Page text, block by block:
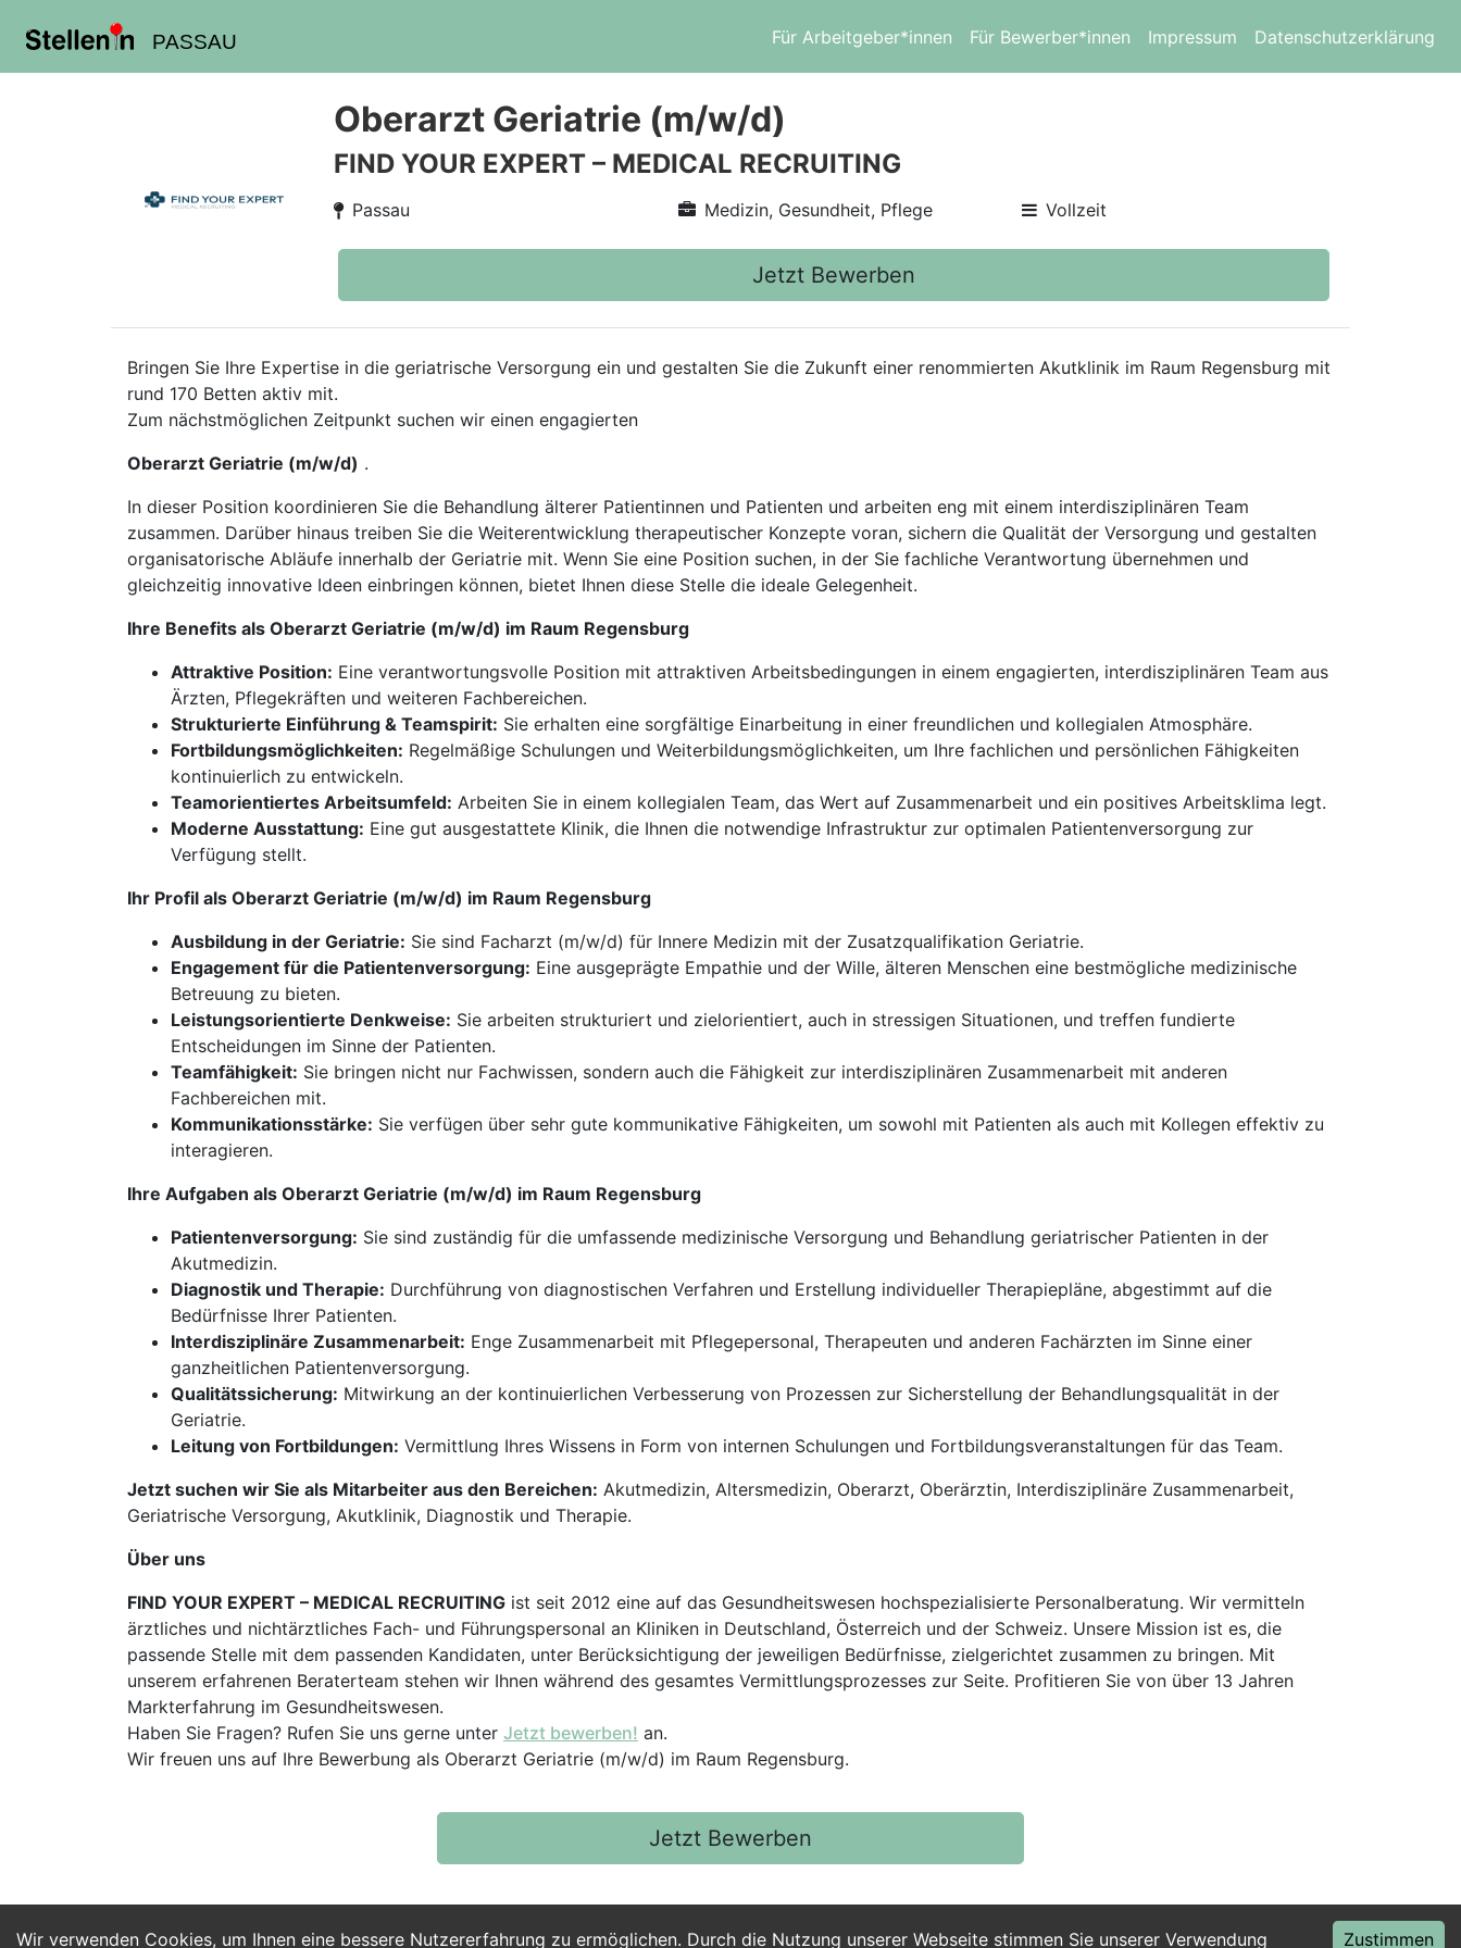
PASSAU Für Arbeitgeber*innen Für Bewerber*innen Impressum Datenschutzerklärung
Wir verwenden Cookies, um Ihnen eine bessere Nutzererfahrung zu ermöglichen. Durch die Nutzung unserer Webseite stimmen Sie unserer Verwendung Zustimmen
Oberarzt Geriatrie (m/w/d)
FIND YOUR EXPERT – MEDICAL RECRUITING
Passau Medizin, Gesundheit, Pflege Vollzeit
Jetzt Bewerben
Bringen Sie Ihre Expertise in die geriatrische Versorgung ein und gestalten Sie die Zukunft einer renommierten Akutklinik im Raum Regensburg mit
rund 170 Betten aktiv mit.
Zum nächstmöglichen Zeitpunkt suchen wir einen engagierten
Oberarzt Geriatrie (m/w/d) .
In dieser Position koordinieren Sie die Behandlung älterer Patientinnen und Patienten und arbeiten eng mit einem interdisziplinären Team
zusammen. Darüber hinaus treiben Sie die Weiterentwicklung therapeutischer Konzepte voran, sichern die Qualität der Versorgung und gestalten
organisatorische Abläufe innerhalb der Geriatrie mit. Wenn Sie eine Position suchen, in der Sie fachliche Verantwortung übernehmen und
gleichzeitig innovative Ideen einbringen können, bietet Ihnen diese Stelle die ideale Gelegenheit.
Ihre Benefits als Oberarzt Geriatrie (m/w/d) im Raum Regensburg
Attraktive Position: Eine verantwortungsvolle Position mit attraktiven Arbeitsbedingungen in einem engagierten, interdisziplinären Team aus
Ärzten, Pflegekräften und weiteren Fachbereichen.
Strukturierte Einführung & Teamspirit: Sie erhalten eine sorgfältige Einarbeitung in einer freundlichen und kollegialen Atmosphäre.
Fortbildungsmöglichkeiten: Regelmäßige Schulungen und Weiterbildungsmöglichkeiten, um Ihre fachlichen und persönlichen Fähigkeiten
kontinuierlich zu entwickeln.
Teamorientiertes Arbeitsumfeld: Arbeiten Sie in einem kollegialen Team, das Wert auf Zusammenarbeit und ein positives Arbeitsklima legt.
Moderne Ausstattung: Eine gut ausgestattete Klinik, die Ihnen die notwendige Infrastruktur zur optimalen Patientenversorgung zur
Verfügung stellt.
Ihr Profil als Oberarzt Geriatrie (m/w/d) im Raum Regensburg
Ausbildung in der Geriatrie: Sie sind Facharzt (m/w/d) für Innere Medizin mit der Zusatzqualifikation Geriatrie.
Engagement für die Patientenversorgung: Eine ausgeprägte Empathie und der Wille, älteren Menschen eine bestmögliche medizinische
Betreuung zu bieten.
Leistungsorientierte Denkweise: Sie arbeiten strukturiert und zielorientiert, auch in stressigen Situationen, und treffen fundierte
Entscheidungen im Sinne der Patienten.
Teamfähigkeit: Sie bringen nicht nur Fachwissen, sondern auch die Fähigkeit zur interdisziplinären Zusammenarbeit mit anderen
Fachbereichen mit.
Kommunikationsstärke: Sie verfügen über sehr gute kommunikative Fähigkeiten, um sowohl mit Patienten als auch mit Kollegen effektiv zu
interagieren.
Ihre Aufgaben als Oberarzt Geriatrie (m/w/d) im Raum Regensburg
Patientenversorgung: Sie sind zuständig für die umfassende medizinische Versorgung und Behandlung geriatrischer Patienten in der
Akutmedizin.
Diagnostik und Therapie: Durchführung von diagnostischen Verfahren und Erstellung individueller Therapiepläne, abgestimmt auf die
Bedürfnisse Ihrer Patienten.
Interdisziplinäre Zusammenarbeit: Enge Zusammenarbeit mit Pflegepersonal, Therapeuten und anderen Fachärzten im Sinne einer
ganzheitlichen Patientenversorgung.
Qualitätssicherung: Mitwirkung an der kontinuierlichen Verbesserung von Prozessen zur Sicherstellung der Behandlungsqualität in der
Geriatrie.
Leitung von Fortbildungen: Vermittlung Ihres Wissens in Form von internen Schulungen und Fortbildungsveranstaltungen für das Team.
Jetzt suchen wir Sie als Mitarbeiter aus den Bereichen: Akutmedizin, Altersmedizin, Oberarzt, Oberärztin, Interdisziplinäre Zusammenarbeit,
Geriatrische Versorgung, Akutklinik, Diagnostik und Therapie.
Über uns
FIND YOUR EXPERT – MEDICAL RECRUITING ist seit 2012 eine auf das Gesundheitswesen hochspezialisierte Personalberatung. Wir vermitteln
ärztliches und nichtärztliches Fach- und Führungspersonal an Kliniken in Deutschland, Österreich und der Schweiz. Unsere Mission ist es, die
passende Stelle mit dem passenden Kandidaten, unter Berücksichtigung der jeweiligen Bedürfnisse, zielgerichtet zusammen zu bringen. Mit
unserem erfahrenen Beraterteam stehen wir Ihnen während des gesamtes Vermittlungsprozesses zur Seite. Profitieren Sie von über 13 Jahren
Markterfahrung im Gesundheitswesen.
Haben Sie Fragen? Rufen Sie uns gerne unter Jetzt bewerben! an.
Wir freuen uns auf Ihre Bewerbung als Oberarzt Geriatrie (m/w/d) im Raum Regensburg.
Jetzt Bewerben